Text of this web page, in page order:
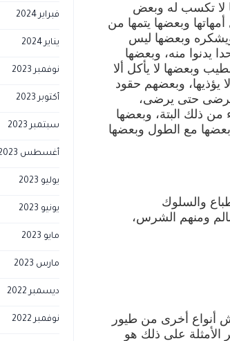
لا تكسب له وبعض
وبعضها يتمها من
وبعضها ليس
يدنوا منه، وبعضها
وبعضها لا يأكل ألا
يؤذيها، وبعضهم حقود
حتى يرضى،
ذلك البتة، وبعضها
مع الطول وبعضها
والسلوك
ومنهم الشرس،
أنواع أخرى من طيور
الأمثلة على ذلك هو
فبراير 2024
يناير 2024
نوفمبر 2023
أكتوبر 2023
سبتمبر 2023
أغسطس 2023
يوليو 2023
يونيو 2023
مايو 2023
مارس 2023
ديسمبر 2022
نوفمبر 2022